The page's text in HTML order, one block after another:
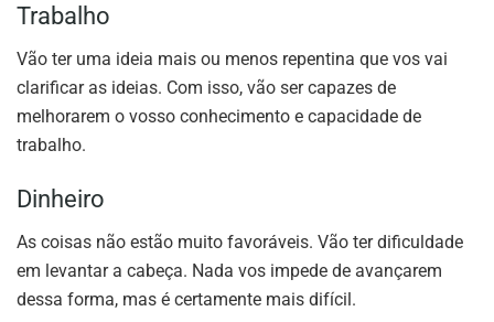
Trabalho
Vão ter uma ideia mais ou menos repentina que vos vai
clarificar as ideias. Com isso, vão ser capazes de
melhorarem o vosso conhecimento e capacidade de
trabalho.
Dinheiro
As coisas não estão muito favoráveis. Vão ter dificuldade
em levantar a cabeça. Nada vos impede de avançarem
dessa forma, mas é certamente mais difícil.